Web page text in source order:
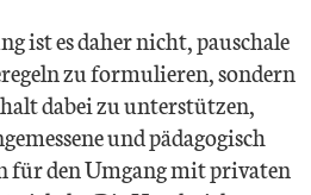
ist es daher nicht, pauschale
zu formulieren, sondern
dabei zu unterstützen,
und pädagogisch
für den Umgang mit privaten